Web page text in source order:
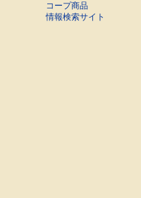
コープ商品
情報検索サイト